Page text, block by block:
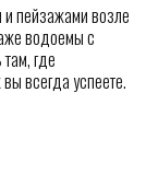
пейзажами возле
водоемы с
где
всегда успеете.